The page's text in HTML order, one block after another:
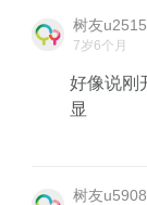
树友
7岁6个月
好像说刚
显
树友